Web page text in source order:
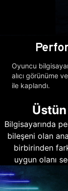
Oyuncu
alıcı görünüme
ile kaplandı.
Bilgisayarında
bileşeni olan
birbirinden
uygun olanı